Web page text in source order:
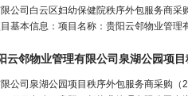
公司白云区妇幼保健院秩序外包服务商
基本信息：项目名称：贵阳云邻物业管
云邻物业管理有限公司泉湖公园项
公司泉湖公园项目秩序外包服务商采购